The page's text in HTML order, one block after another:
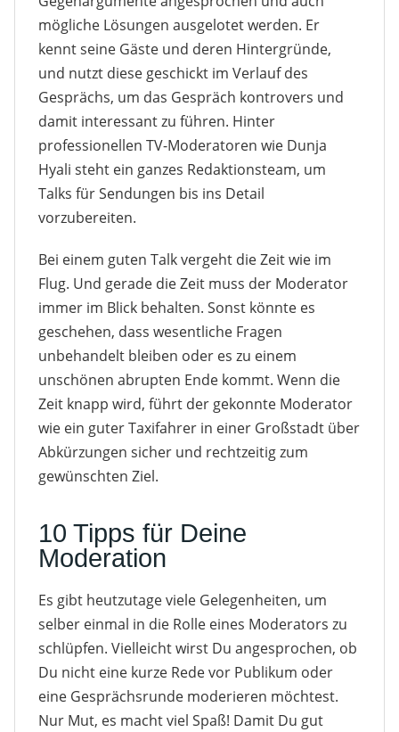
mögliche Lösungen ausgelotet werden. Er
kennt seine Gäste und deren Hintergründe,
und nutzt diese geschickt im Verlauf des
Gesprächs, um das Gespräch kontrovers und
damit interessant zu führen. Hinter
professionellen TV-Moderatoren wie Dunja
Hyali steht ein ganzes Redaktionsteam, um
Talks für Sendungen bis ins Detail
vorzubereiten.
Bei einem guten Talk vergeht die Zeit wie im
Flug. Und gerade die Zeit muss der Moderator
immer im Blick behalten. Sonst könnte es
geschehen, dass wesentliche Fragen
unbehandelt bleiben oder es zu einem
unschönen abrupten Ende kommt. Wenn die
Zeit knapp wird, führt der gekonnte Moderator
wie ein guter Taxifahrer in einer Großstadt über
Abkürzungen sicher und rechtzeitig zum
gewünschten Ziel.
10 Tipps für Deine
Moderation
Es gibt heutzutage viele Gelegenheiten, um
selber einmal in die Rolle eines Moderators zu
schlüpfen. Vielleicht wirst Du angesprochen, ob
Du nicht eine kurze Rede vor Publikum oder
eine Gesprächsrunde moderieren möchtest.
Nur Mut, es macht viel Spaß! Damit Du gut